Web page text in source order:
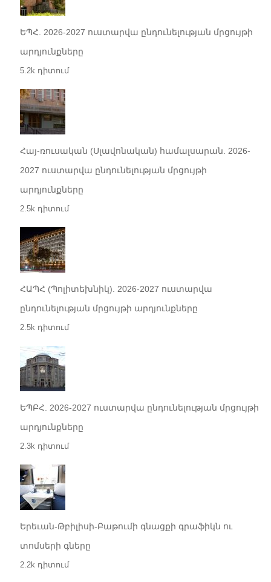
ԵՊՀ. 2026-2027 ուստարվա ընդունելության մրցույթի
արդյունքները
5.2k դիտում
Հայ-ռուսական (Սլավոնական) համալսարան. 2026-
2027 ուստարվա ընդունելության մրցույթի
արդյունքները
2.5k դիտում
ՀԱՊՀ (Պոլիտեխնիկ). 2026-2027 ուստարվա
ընդունելության մրցույթի արդյունքները
2.5k դիտում
ԵՊԲՀ. 2026-2027 ուստարվա ընդունելության մրցույթի
արդյունքները
2.3k դիտում
Երեւան-Թբիլիսի-Բաթումի գնացքի գրաֆիկն ու
տոմսերի գները
2.2k դիտում